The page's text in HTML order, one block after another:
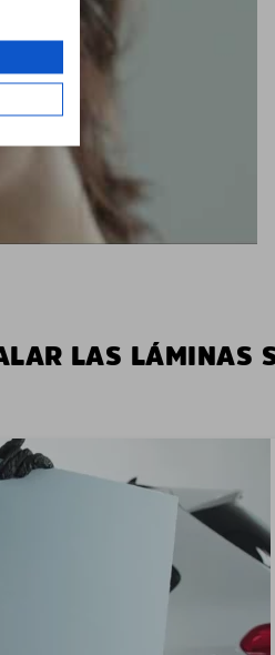
LAS LÁMINAS